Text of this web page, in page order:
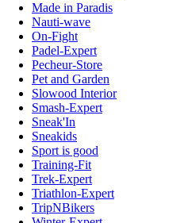
Made in Paradis
Nauti-wave
On-Fight
Padel-Expert
Pecheur-Store
Pet and Garden
Slowood Interior
Smash-Expert
Sneak'In
Sneakids
Sport is good
Training-Fit
Trek-Expert
Triathlon-Expert
TripNBikers